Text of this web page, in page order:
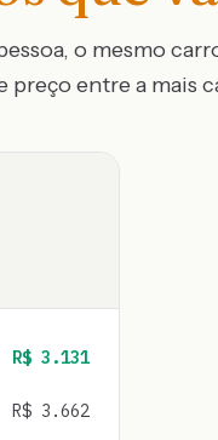
o mesmo
entre a mais
R$ 3.131
R$ 3.662